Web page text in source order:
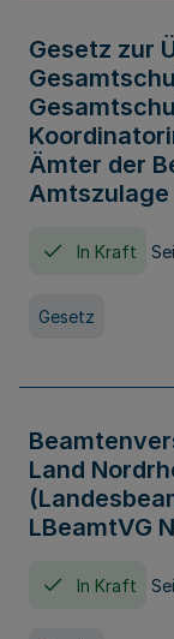
Gesetz zur
Ämter der
Amtszulage
In Kraft
Gesetz
Land
LBeamtVG
In Kraft